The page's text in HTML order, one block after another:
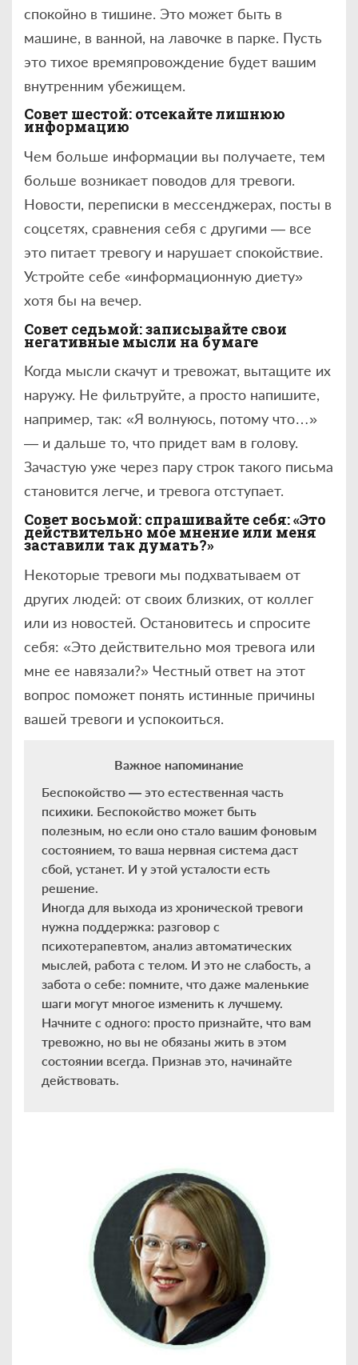
спокойно в тишине. Это может быть в
машине, в ванной, на лавочке в парке. Пусть
это тихое времяпровождение будет вашим
внутренним убежищем.
Совет шестой: отсекайте лишнюю
информацию
Чем больше информации вы получаете, тем
больше возникает поводов для тревоги.
Новости, переписки в мессенджерах, посты в
соцсетях, сравнения себя с другими — все
это питает тревогу и нарушает спокойствие.
Устройте себе «информационную диету»
хотя бы на вечер.
Совет седьмой: записывайте свои
негативные мысли на бумаге
Когда мысли скачут и тревожат, вытащите их
наружу. Не фильтруйте, а просто напишите,
например, так: «Я волнуюсь, потому что…»
— и дальше то, что придет вам в голову.
Зачастую уже через пару строк такого письма
становится легче, и тревога отступает.
Совет восьмой: спрашивайте себя: «Это
действительно мое мнение или меня
заставили так думать?»
Некоторые тревоги мы подхватываем от
других людей: от своих близких, от коллег
или из новостей. Остановитесь и спросите
себя: «Это действительно моя тревога или
мне ее навязали?» Честный ответ на этот
вопрос поможет понять истинные причины
вашей тревоги и успокоиться.
Важное напоминание
Беспокойство — это естественная часть
психики. Беспокойство может быть
полезным, но если оно стало вашим фоновым
состоянием, то ваша нервная система даст
сбой, устанет. И у этой усталости есть
решение.
Иногда для выхода из хронической тревоги
нужна поддержка: разговор с
психотерапевтом, анализ автоматических
мыслей, работа с телом. И это не слабость, а
забота о себе: помните, что даже маленькие
шаги могут многое изменить к лучшему.
Начните с одного: просто признайте, что вам
тревожно, но вы не обязаны жить в этом
состоянии всегда. Признав это, начинайте
действовать.